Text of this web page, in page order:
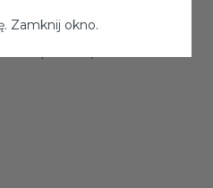
Polityka prywatności
Zamknij okno.